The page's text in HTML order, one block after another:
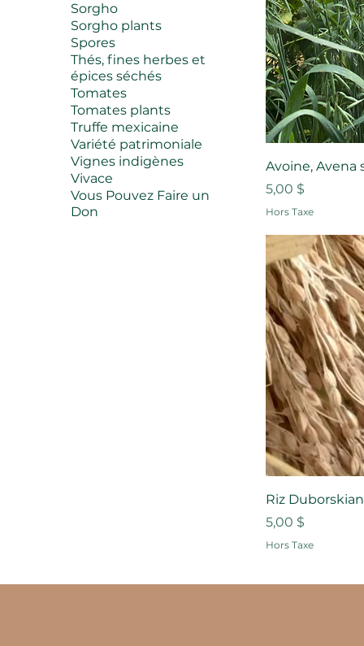
Sorgho
Sorgho plants
Spores
Thés, fines herbes et
épices séchés
Tomates
Tomates plants
Truffe mexicaine
Variété patrimoniale
Vignes indigènes
Vivace
Vous Pouvez Faire un
Don
Avoine, Avena
Prix
5,00 $
Hors Taxe
Riz
Prix
5,00 $
Hors Taxe